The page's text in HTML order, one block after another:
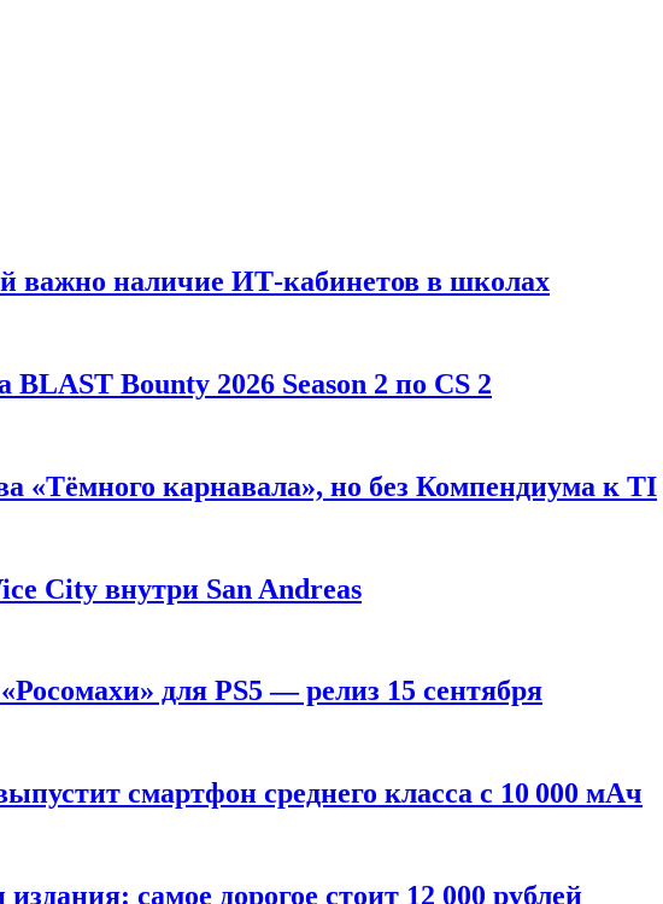
важно наличие ИТ-кабинетов в школах
Bounty 2026 Season 2 по CS 2
«Тёмного карнавала», но без Компендиума к TI
City внутри San Andreas
для PS5 — релиз 15 сентября
смартфон среднего класса с 10 000 мАч
самое дорогое стоит 12 000 рублей